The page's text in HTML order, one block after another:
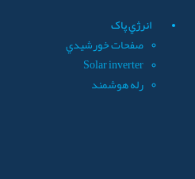
انرژي پاک
صفحات خورشيدي
Solar inverter
رله هوشمند